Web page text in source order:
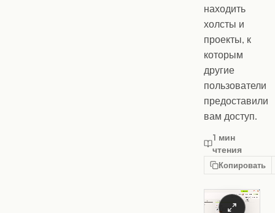
находить
холсты и
проекты, к
которым
другие
пользователи
предоставили
вам доступ.
1 мин
чтения
Копировать